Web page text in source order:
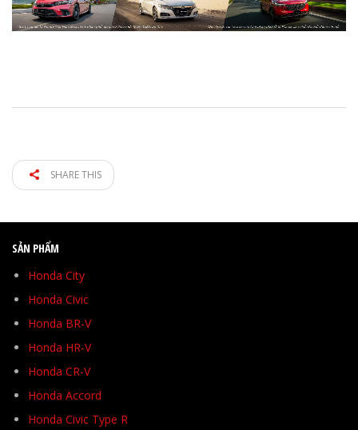
SHARE THIS
SẢN PHẨM
Honda City
Honda Civic
Honda BR-V
Honda HR-V
Honda CR-V
Honda Accord
Honda Civic Type R